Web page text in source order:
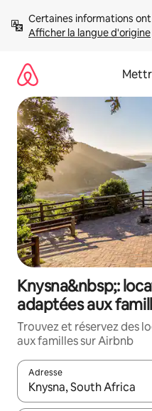
directement
Afficher la langue d'origine
Knysna&nbsp;:
adaptées aux
Trouvez et réservez des
aux familles sur Airbnb
Adresse
Lorsque les résultats